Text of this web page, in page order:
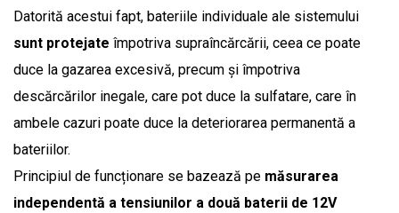
Datorită acestui fapt, bateriile individuale ale sistemului
sunt protejate împotriva supraîncărcării, ceea ce poate
duce la gazarea excesivă, precum și împotriva
descărcărilor inegale, care pot duce la sulfatare, care în
ambele cazuri poate duce la deteriorarea permanentă a
bateriilor.
Principiul de funcționare se bazează pe măsurarea
independentă a tensiunilor a două baterii de 12V